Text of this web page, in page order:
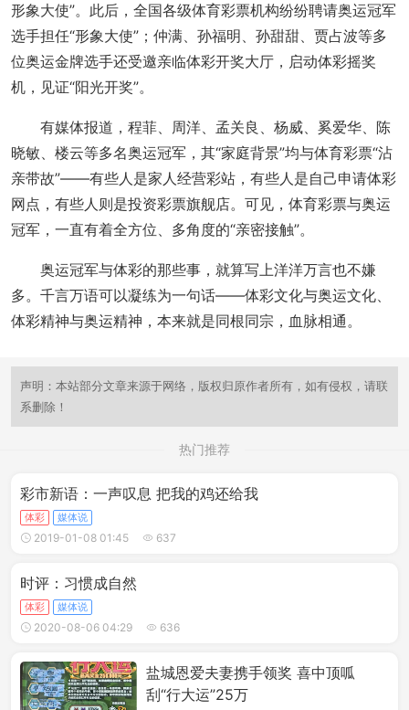
形象大使”。此后，全国各级体育彩票机构纷纷聘请奥运冠军
选手担任“形象大使”；仲满、孙福明、孙甜甜、贾占波等多
位奥运金牌选手还受邀亲临体彩开奖大厅，启动体彩摇奖
机，见证“阳光开奖”。
有媒体报道，程菲、周洋、孟关良、杨威、奚爱华、陈
晓敏、楼云等多名奥运冠军，其“家庭背景”均与体育彩票“沾
亲带故”——有些人是家人经营彩站，有些人是自己申请体彩
网点，有些人则是投资彩票旗舰店。可见，体育彩票与奥运
冠军，一直有着全方位、多角度的“亲密接触”。
奥运冠军与体彩的那些事，就算写上洋洋万言也不嫌
多。千言万语可以凝练为一句话——体彩文化与奥运文化、
体彩精神与奥运精神，本来就是同根同宗，血脉相通。
声明：本站部分文章来源于网络，版权归原作者所有，如有侵权，请联
系删除！
热门推荐
彩市新语：一声叹息 把我的鸡还给我
体彩 媒体说
2019-01-08 01:45 637
时评：习惯成自然
体彩 媒体说
2020-08-06 04:29 636
盐城恩爱夫妻携手领奖 喜中顶呱
刮“行大运”25万